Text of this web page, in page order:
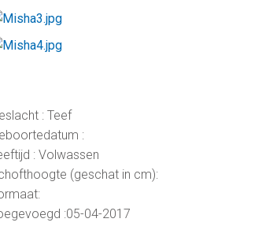
: Teef
:
: Volwassen
(geschat in cm):
:05-04-2017